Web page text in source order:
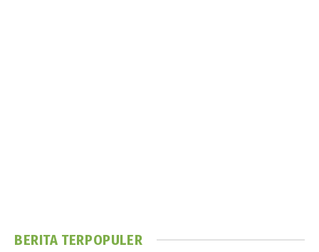
BERITA TERPOPULER